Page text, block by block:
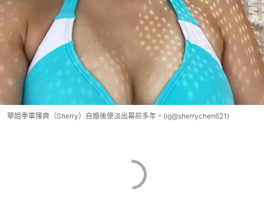
華姐季軍陳爽（Sherry）自婚後便淡出幕前多年。(ig@sherrychen621)